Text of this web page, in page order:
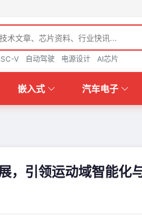
V 自动驾驶 电源设计 AI芯片
嵌入式 汽车电子
，引领运动域智能化